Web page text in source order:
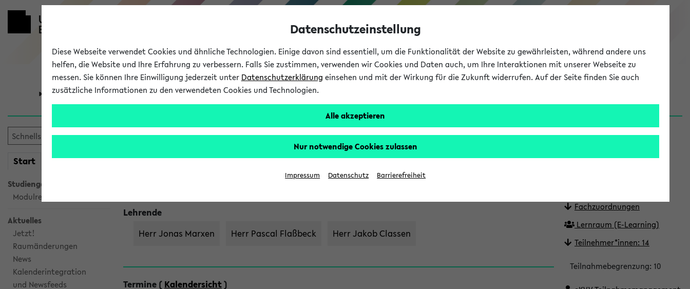
eKVV
Universität Forschung Studium
Start meineKVV
Studiengangsauswahl
Modulrecherche
Aktuelles
Jetzt!
Raumänderungen
News
Kalenderintegration
und Newsfeeds
Quicklinks
Fachzuordnungen
Lernraum (E-Learning)
Teilnehmer*innen: 14
Teilnahmebegrenzung: 10
295062 Klausuren_Booster (AG) (SoSe 2026)
Inhalt, Kommentar
Lehrende
Herr Jonas Marxen
Herr Pascal Flaßbeck Herr Jakob Classen
Termine ( Kalendersicht)
Datenschutzeinstellung
Diese Webseite verwendet Cookies und ähnliche Technologien. Einige davon sind essentiell, um die Funktionalität der Website zu gewährleisten, während andere uns
helfen, die Website und Ihre Erfahrung zu verbessern. Falls Sie zustimmen, verwenden wir Cookies und Daten auch, um Ihre Interaktionen mit unserer Webseite zu
messen. Sie können Ihre Einwilligung jederzeit unter Datenschutzerklärung einsehen und mit der Wirkung für die Zukunft widerrufen. Auf der Seite finden Sie auch
zusätzliche Informationen zu den verwendeten Cookies und Technologien.
Alle akzeptieren
Nur notwendige Cookies zulassen
Impressum Datenschutz Barrierefreiheit